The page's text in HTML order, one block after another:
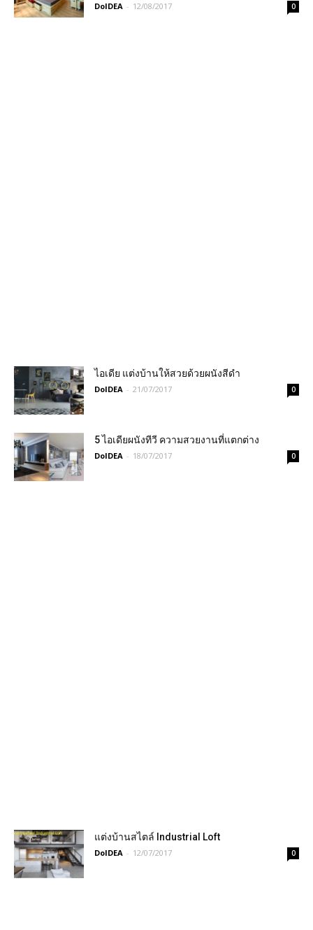
DoIDEA - 12/08/2017 0
ไอเดีย แต่งบ้านให้สวยด้วยผนังสีดำ
DoIDEA - 21/07/2017 0
5 ไอเดียผนังทีวี ความสวยงานที่แตกต่าง
DoIDEA - 18/07/2017 0
แต่งบ้านสไตล์ Industrial Loft
DoIDEA - 12/07/2017 0